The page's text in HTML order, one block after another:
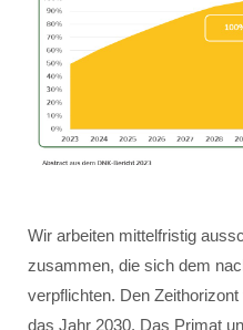
Wir arbeiten mittelfristig
zusammen, die sich dem
verpflichten. Den
das Jahr 2030. Das Primat